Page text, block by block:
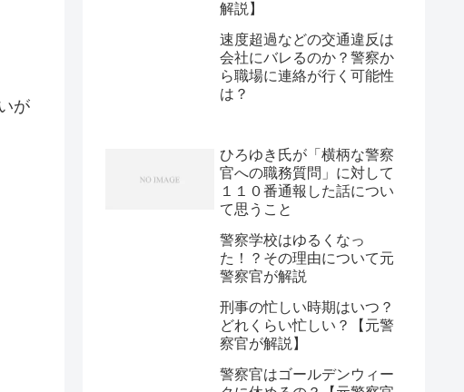
が
解説】
速度超過などの交通違反は
会社にバレるのか？警察か
ら職場に連絡が行く可能性
は？
ひろゆき氏が「横柄な警察
官への職務質問」に対して
１１０番通報した話につい
て思うこと
警察学校はゆるくなっ
た！？その理由について元
警察官が解説
刑事の忙しい時期はいつ？
どれくらい忙しい？【元警
察官が解説】
警察官はゴールデンウィー